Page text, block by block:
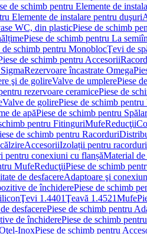
de schimb pentru Elemente de
Elemente de instalare pentru duşuri
WC, din plasticPiese de schimb
Piese de schimb pentru La
de schimb pentru MonoblocŢevi de
de schimb pentru Accesorii
Rezervoare încastrate Omega
şi de golireValve de umplerePiese
rezervoare ceramicePiese de
Valve de golirePiese de schimb
de apăPiese de schimb pentru
pentru FitinguriMufeReducţii
de schimb pentru Racorduri
AccesoriiIzolații pentru racorduri
pentru conexiuni cu flanșăMaterial
MufeReducţiiPiese de schimb
de desfacereAdaptoare şi
de închiderePiese de schimb
Ţevi 1.4401Ţeavă 1.4521Mufe
desfacerePiese de schimb pentru
de închiderePiese de schimb
InoxPiese de schimb pentru